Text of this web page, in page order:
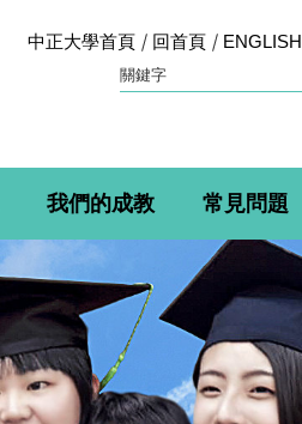
中正大學首頁 回首頁 ENGLISH
我們的成教 常見問題